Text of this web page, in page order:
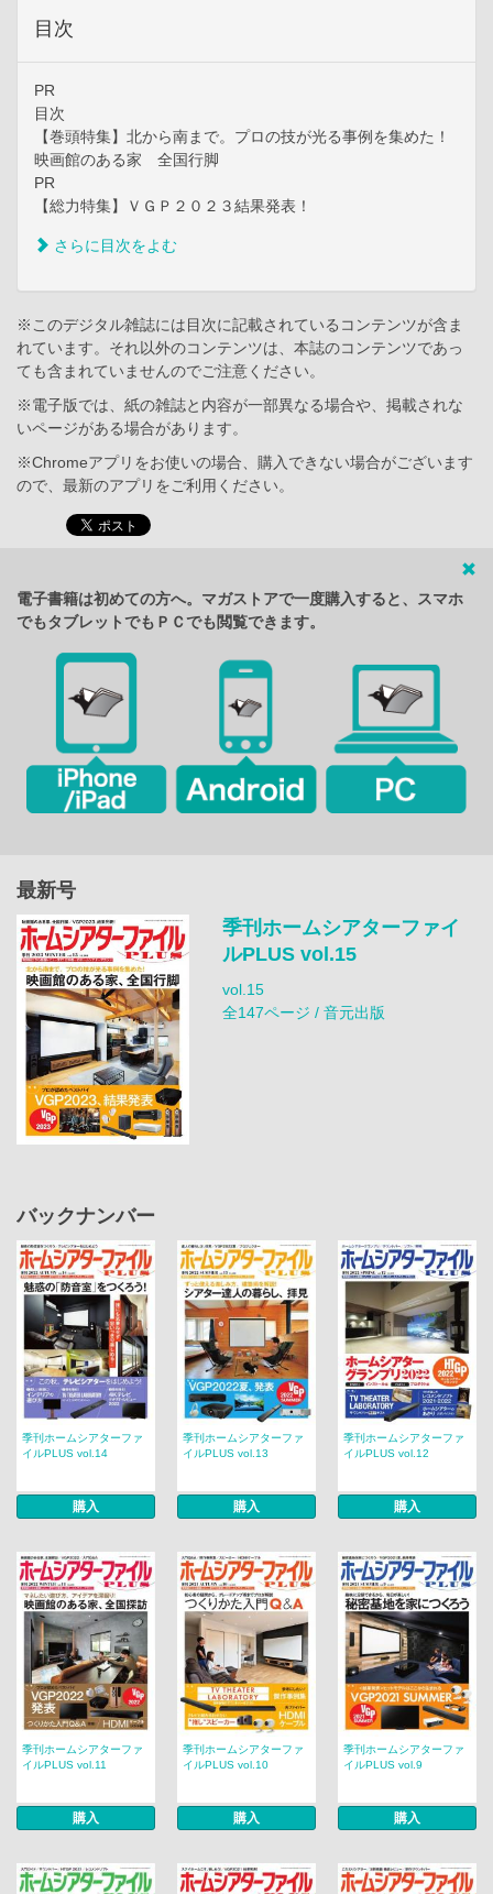
目次
PR
目次
【巻頭特集】北から南まで。プロの技が光る事例を集めた！
映画館のある家 全国行脚
PR
【総力特集】ＶＧＰ２０２３結果発表！
さらに目次をよむ
※このデジタル雑誌には目次に記載されているコンテンツが含ま
れています。それ以外のコンテンツは、本誌のコンテンツであっ
ても含まれていませんのでご注意ください。
※電子版では、紙の雑誌と内容が一部異なる場合や、掲載されな
いページがある場合があります。
※Chromeアプリをお使いの場合、購入できない場合がございます
ので、最新のアプリをご利用ください。
電子書籍は初めての方へ。マガストアで一度購入すると、スマホ
でもタブレットでもＰＣでも閲覧できます。
最新号
季刊ホームシアターファイ
ルPLUS vol.15
vol.15
全147ページ / 音元出版
バックナンバー
季刊ホームシアターファ
イルPLUS vol.14
購入
季刊ホームシアターファ
イルPLUS vol.13
購入
季刊ホームシアターファ
イルPLUS vol.12
購入
季刊ホームシアターファ
イルPLUS vol.11
購入
季刊ホームシアターファ
イルPLUS vol.10
購入
季刊ホームシアターファ
イルPLUS vol.9
購入